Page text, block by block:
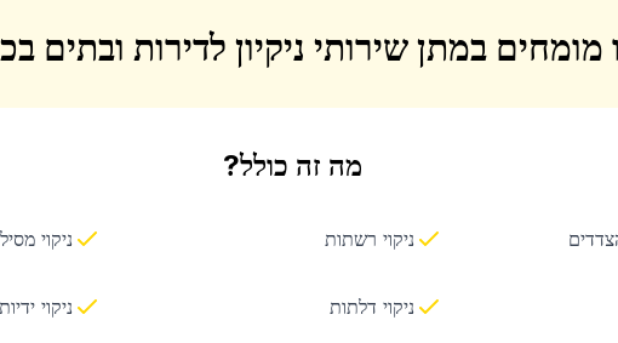
מומחים במתן שירותי ניקיון לדירות ובתים
מה זה כולל?
ניקוי רשתות ניקוי
ניקוי דלתות ניקוי ידיות